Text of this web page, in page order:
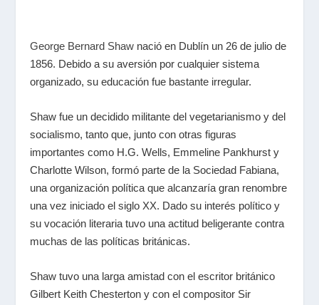
George Bernard Shaw nació en Dublín un 26 de julio de
1856. Debido a su aversión por cualquier sistema
organizado, su educación fue bastante irregular.
Shaw fue un decidido militante del vegetarianismo y del
socialismo, tanto que, junto con otras figuras
importantes como H.G. Wells, Emmeline Pankhurst y
Charlotte Wilson, formó parte de la Sociedad Fabiana,
una organización política que alcanzaría gran renombre
una vez iniciado el siglo XX. Dado su interés político y
su vocación literaria tuvo una actitud beligerante contra
muchas de las políticas británicas.
Shaw tuvo una larga amistad con el escritor británico
Gilbert Keith Chesterton y con el compositor Sir